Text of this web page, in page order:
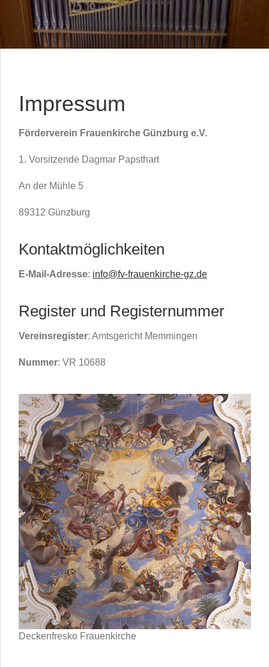
Impressum
Förderverein Frauenkirche Günzburg e.V.
1. Vorsitzende Dagmar Papsthart
An der Mühle 5
89312 Günzburg
Kontaktmöglichkeiten
E-Mail-Adresse: info@fv-frauenkirche-gz.de
Register und Registernummer
Vereinsregister: Amtsgericht Memmingen
Nummer: VR 10688
Deckenfresko Frauenkirche